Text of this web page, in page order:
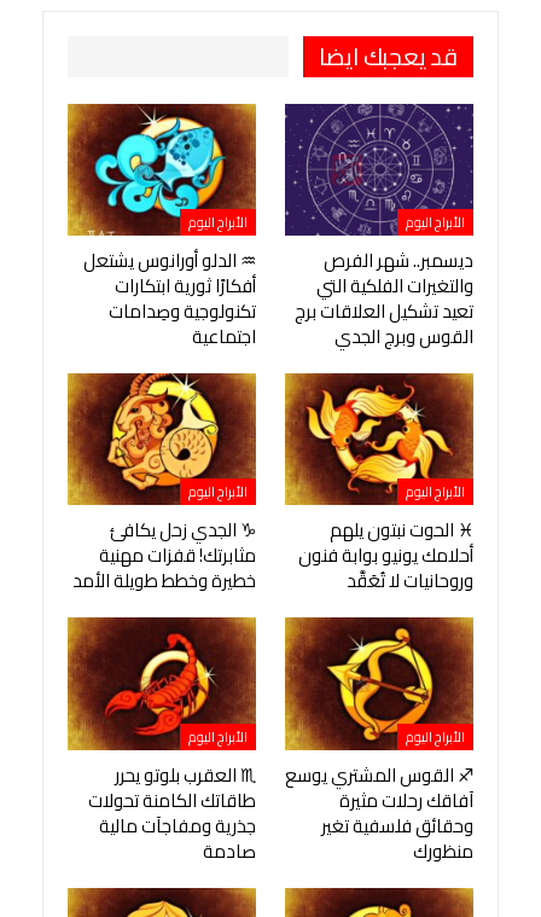
قد يعجبك ايضا
الأبراج اليوم
ديسمبر.. شهر الفرص
والتغيرات الفلكية التي
تعيد تشكيل العلاقات برج
القوس وبرج الجدي
الأبراج اليوم
♒ الدلو أورانوس يشتعل
أفكارًا ثورية ابتكارات
تكنولوجية وصِدامات
اجتماعية
الأبراج اليوم
♓ الحوت نبتون يلهم
أحلامك يونيو بوابة فنون
وروحانيات لا تُعَقَّد
الأبراج اليوم
♑ الجدي زحل يكافئ
مثابرتك! قفزات مهنية
خطيرة وخطط طويلة الأمد
الأبراج اليوم
♐ القوس المشتري يوسع
آفاقك رحلات مثيرة
وحقائق فلسفية تغير
منظورك
الأبراج اليوم
♏ العقرب بلوتو يحرر
طاقاتك الكامنة تحولات
جذرية ومفاجآت مالية
صادمة